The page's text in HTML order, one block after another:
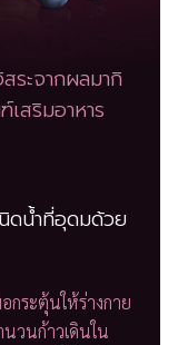
ระจากผลมากิ
สริมอาหาร
ดน้ำที่อุดมด้วย
กระตุ้นให้ร่างกาย
วนก้าวเดินใน